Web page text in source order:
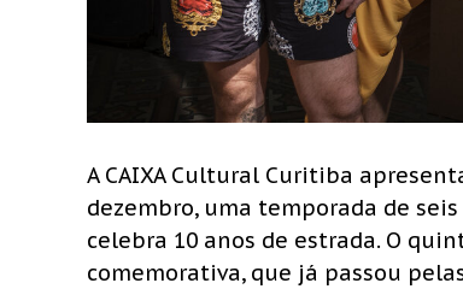
A CAIXA Cultural Curitiba
dezembro, uma temporada de
celebra 10 anos de estrada. O
comemorativa, que já passou